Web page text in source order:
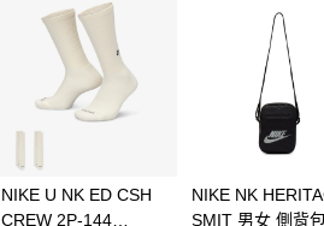
21家銀行
第一商業銀行
彰化商業銀行
NIKE U NK ED CSH
CREW 2P-144
NIKE NK
SMIT 男女 側背